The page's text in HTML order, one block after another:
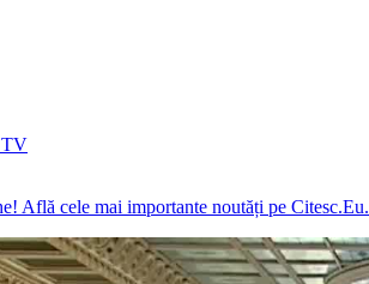
TV
Află cele mai importante noutăți pe Citesc.Eu.